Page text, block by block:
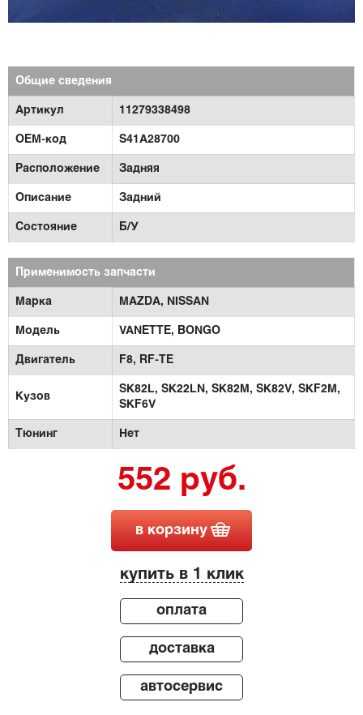
Общие сведения
Артикул 11279338498
OEM-код S41A28700
Расположение Задняя
Описание Задний
Состояние Б/У
Применимость запчасти
Марка MAZDA, NISSAN
Модель VANETTE, BONGO
Двигатель F8, RF-TE
Кузов
SK82L, SK22LN, SK82M, SK82V, SKF2M,
SKF6V
Тюнинг Нет
552 руб.
в корзину
купить в 1 клик
оплата
доставка
автосервис